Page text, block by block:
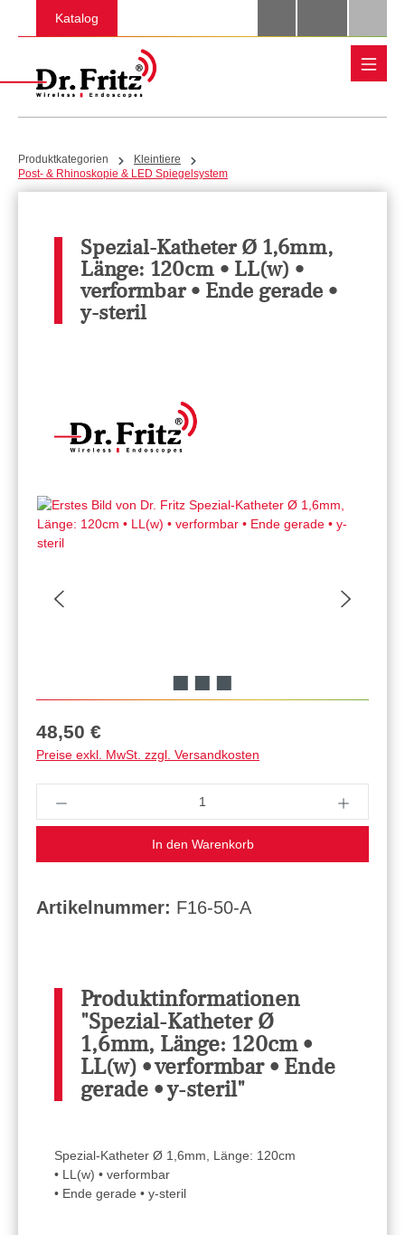
Zum Hauptinhalt springen
Katalog
Produktkategorien
Kleintiere
Post- & Rhinoskopie & LED Spiegelsystem
Spezial-Katheter Ø 1,6mm,
Länge: 120cm • LL(w) •
verformbar • Ende gerade •
y-steril
Regulärer Preis:
48,50 €
Preise exkl. MwSt. zzgl. Versandkosten
Produkt Anzahl: Gib den gewünschten Wert
In den Warenkorb
Artikelnummer: F16-50-A
Produktinformationen
"Spezial-Katheter Ø
1,6mm, Länge: 120cm •
LL(w) • verformbar • Ende
gerade • y-steril"
Spezial-Katheter Ø 1,6mm, Länge: 120cm
• LL(w) • verformbar
• Ende gerade • y-steril